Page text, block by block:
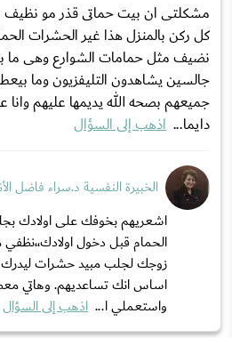
مشكلتى ان بيت حماتى قذر مو نظيف
كل ركن بالمنزل هذا غير الحشرات
نضيف مثل حمامات الشوارع وهى ما
جالسين يشاهدون التليفزيون وما
جميعهم بصحه الله يديمها عليهم
دايما... اذهب إلى السؤال
الخبيرة النفسية د.سراء فاضل
اشعريهم بخوفك على اولادك
الحمام قبل دخول
زوجك لجلب مبيد حشرات
اساس انك تساعديهم. وهاتي
واستعملي ا... اذهب إلى السؤال